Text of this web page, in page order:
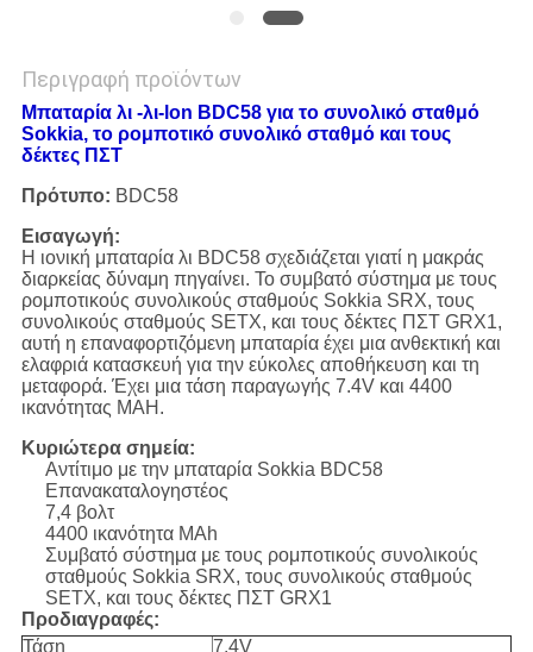
Περιγραφή προϊόντων
Μπαταρία λι -λι-lon BDC58 για το συνολικό σταθμό
Sokkia, το ρομποτικό συνολικό σταθμό και τους
δέκτες ΠΣΤ
Πρότυπο: BDC58
Εισαγωγή:
Η ιονική μπαταρία λι BDC58 σχεδιάζεται γιατί η μακράς
διαρκείας δύναμη πηγαίνει. Το συμβατό σύστημα με τους
ρομποτικούς συνολικούς σταθμούς Sokkia SRX, τους
συνολικούς σταθμούς SETX, και τους δέκτες ΠΣΤ GRX1,
αυτή η επαναφορτιζόμενη μπαταρία έχει μια ανθεκτική και
ελαφριά κατασκευή για την εύκολες αποθήκευση και τη
μεταφορά. Έχει μια τάση παραγωγής 7.4V και 4400
ικανότητας MAH.
Κυριώτερα σημεία:
Αντίτιμο με την μπαταρία Sokkia BDC58
Επανακαταλογηστέος
7,4 βολτ
4400 ικανότητα MAh
Συμβατό σύστημα με τους ρομποτικούς συνολικούς
σταθμούς Sokkia SRX, τους συνολικούς σταθμούς
SETX, και τους δέκτες ΠΣΤ GRX1
Προδιαγραφές:
Τάση
7.4V